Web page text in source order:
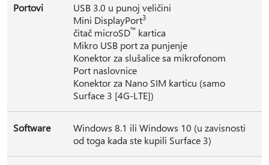
Portovi
USB 3.0 u punoj veličini
Mini DisplayPort3
čitač microSD™ kartica
Mikro USB port za punjenje
Konektor za slušalice sa mikrofonom
Port naslovnice
Konektor za Nano SIM karticu (samo
Surface 3 [4G-LTE])
Software
Windows 8.1 ili Windows 10 (u zavisnosti
od toga kada ste kupili Surface 3)